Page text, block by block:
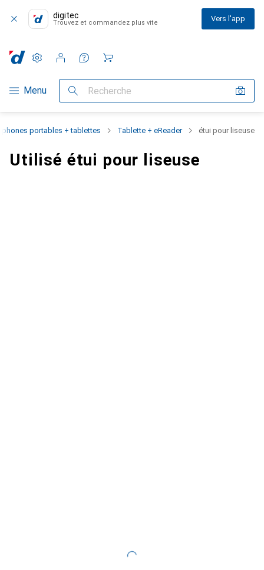
digitec
Trouvez et commandez plus vite Vers l'app
Navigation par catégorie
Menu Recherche
Paramètres
Compte client
Listes de comparaison
Listes d'envies
Panier
portables + tablettes Tablette + eReader étui pour liseuse
Utilisé étui pour liseuse